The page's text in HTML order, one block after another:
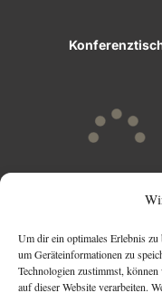
Um dir ein optimales Erlebnis
um Geräteinformationen zu
Technologien zustimmst,
auf dieser Website verarbeiten.
Stuhlkreis
 Raumgröße: 200
Aussicht in den